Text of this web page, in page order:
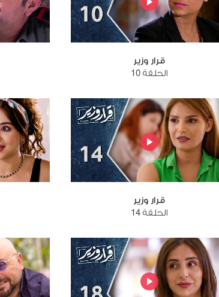
قرار وزير
الحلقة 10
قرار وزير
الحلقة 14